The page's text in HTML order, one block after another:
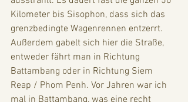
Kilometer bis Sisophon, dass sich das
grenzbedingte Wagenrennen entzerrt.
Außerdem gabelt sich hier die Straße,
entweder fährt man in Richtung
Battambang oder in Richtung Siem
Reap / Phom Penh. Vor Jahren war ich